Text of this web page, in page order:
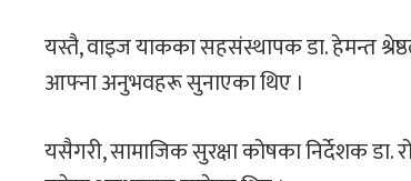
यस्तै, वाइज याकका सहसंस्थापक डा. हेमन्त
आफ्ना अनुभवहरू सुनाएका थिए ।
यसैगरी, सामाजिक सुरक्षा कोषका निर्देशक